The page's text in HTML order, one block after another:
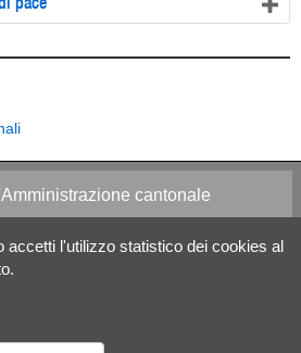
accetti l'utilizzo statistico dei cookies al
cantonale
Social media